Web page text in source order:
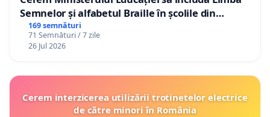
Semnelor și alfabetul Braille în școlile din
Republica Moldova!
169 semnături
71 Semnături / 7 zile
26 Jul 2026
Cerem interzicerea utilizării trotinetelor electrice
de către minori în România